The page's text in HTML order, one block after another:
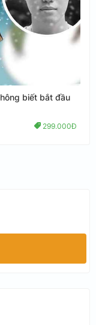
biết bắt đầu
299.000Đ